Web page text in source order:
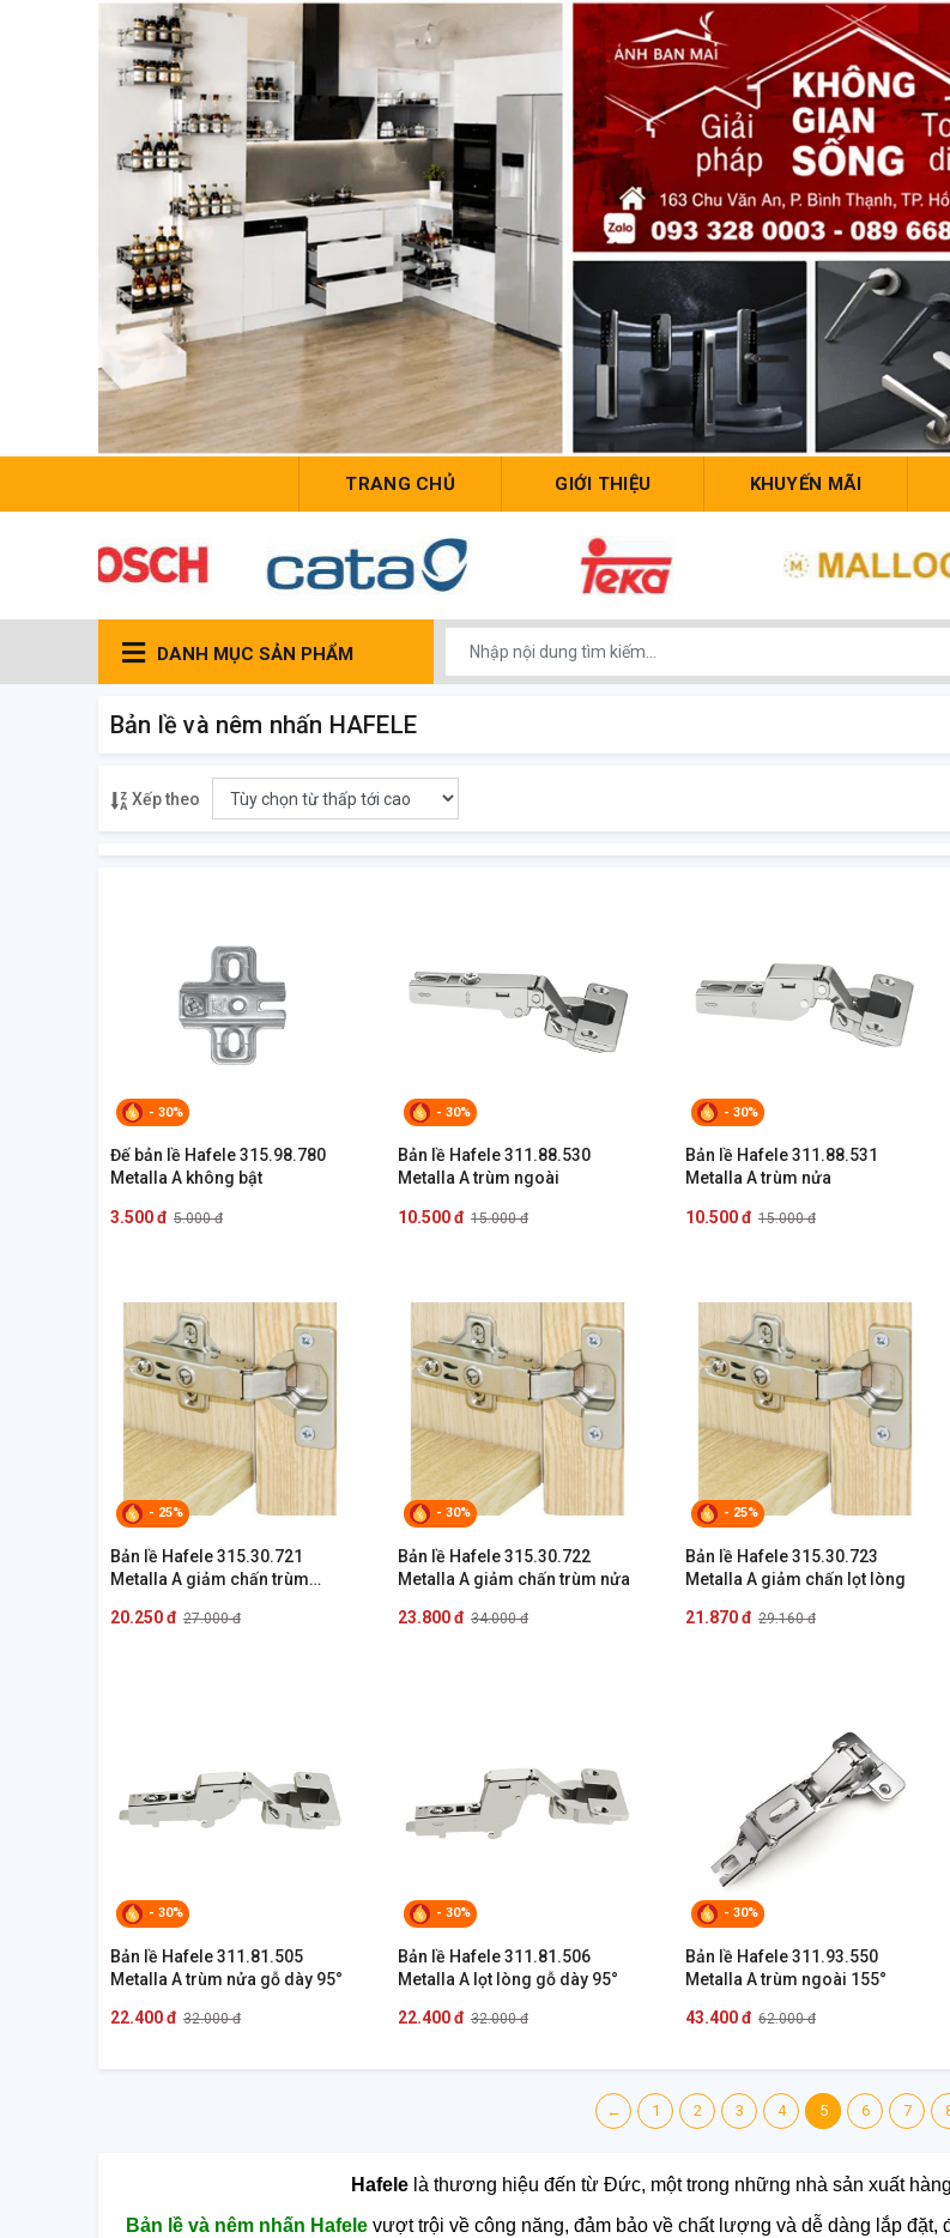
TRANG CHỦ GIỚI THIỆU KHUYẾN MÃI
DANH MỤC SẢN PHẨM
Bản lề và nêm nhấn HAFELE
Xếp theo
- 30%
Đế bản lề Hafele 315.98.780
Metalla A không bật
3.500 đ 5.000 đ
- 30%
Bản lề Hafele 311.88.530
Metalla A trùm ngoài
10.500 đ 15.000 đ
- 30%
Bản lề Hafele 311.88.531
Metalla A trùm nửa
10.500 đ 15.000 đ
- 25%
Bản lề Hafele 315.30.721
Metalla A giảm chấn trùm
20.250 đ 27.000 đ
- 30%
Bản lề Hafele 315.30.722
Metalla A giảm chấn trùm nửa
23.800 đ 34.000 đ
- 25%
Bản lề Hafele 315.30.723
Metalla A giảm chấn lọt lòng
21.870 đ 29.160 đ
- 30%
Bản lề Hafele 311.81.505
Metalla A trùm nửa gỗ dày 95°
22.400 đ 32.000 đ
- 30%
Bản lề Hafele 311.81.506
Metalla A lọt lòng gỗ dày 95°
22.400 đ 32.000 đ
- 30%
Bản lề Hafele 311.93.550
Metalla A trùm ngoài 155°
43.400 đ 62.000 đ
← 1 2 3 4 5 6 7
Hafele là thương hiệu đến từ Đức, một trong những nhà sản xuất
Bản lề và nêm nhấn Hafele vượt trội về công năng, đảm bảo về chất lượng và dễ dàng lắp